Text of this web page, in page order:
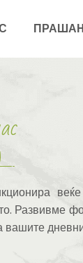
веќе
Развивме
вашите